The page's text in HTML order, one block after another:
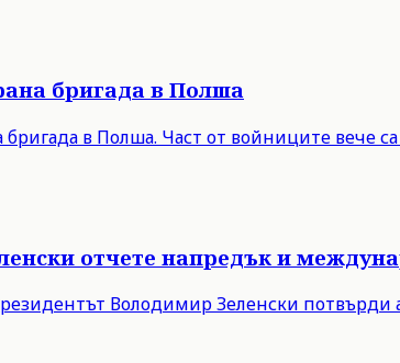
бригада в Полша
в Полша. Част от войниците вече
отчете напредък и
Володимир Зеленски потвърди